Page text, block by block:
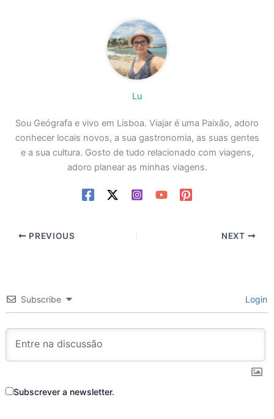
Lu
Sou Geógrafa e vivo em Lisboa. Viajar é uma Paixão, adoro
conhecer locais novos, a sua gastronomia, as suas gentes
e a sua cultura. Gosto de tudo relacionado com viagens,
adoro planear as minhas viagens.
PREVIOUS NEXT
Subscribe Login
Subscrever a newsletter.